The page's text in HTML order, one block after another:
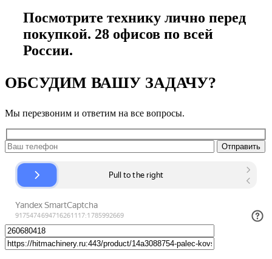
Посмотрите технику лично перед
покупкой. 28 офисов по всей
России.
ОБСУДИМ ВАШУ ЗАДАЧУ?
Мы перезвоним и ответим на все вопросы.